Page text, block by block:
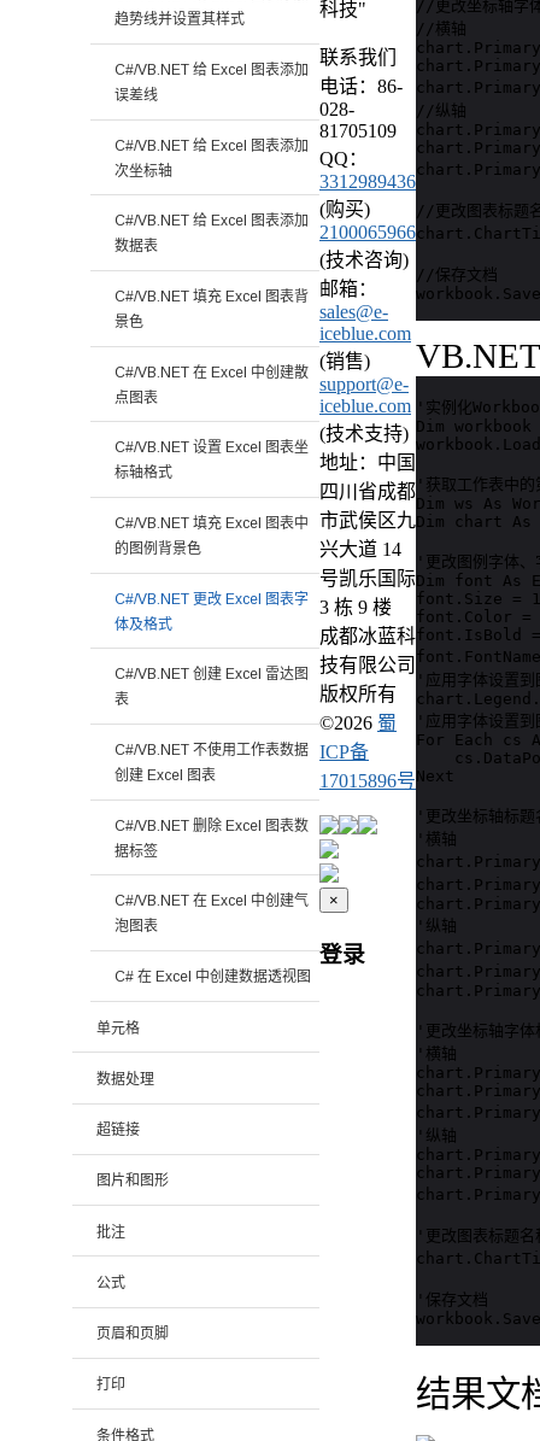
//更改坐标轴字
//横轴
//纵
//更改图表标题
//保存文档
VB.NET
'实例化
Dim
'获取工作表中
Dim ws As
Dim chart
'更改图例字体
Dim font As
font.Size =
font.Color =
font.IsBold
'应用字体
'应用字体设置
For Each cs
Next
'更改坐标轴标
'横轴
'纵
'更改坐标轴字体
'横轴
'纵
'更改图表标题名
'保存文档
结果文
趋势线并设置其样式
C#/VB.NET 给 Excel 图表添加
误差线
C#/VB.NET 给 Excel 图表添加
次坐标轴
C#/VB.NET 给 Excel 图表添加
数据表
C#/VB.NET 填充 Excel 图表背
景色
C#/VB.NET 在 Excel 中创建散
点图表
C#/VB.NET 设置 Excel 图表坐
标轴格式
C#/VB.NET 填充 Excel 图表中
的图例背景色
C#/VB.NET 更改 Excel 图表字
体及格式
C#/VB.NET 创建 Excel 雷达图
表
C#/VB.NET 不使用工作表数据
创建 Excel 图表
C#/VB.NET 删除 Excel 图表数
据标签
C#/VB.NET 在 Excel 中创建气
泡图表
C# 在 Excel 中创建数据透视图
单元格
数据处理
超链接
图片和图形
批注
公式
页眉和页脚
打印
条件格式
科技"
联系我们
电话：86-
028-
81705109
QQ：
3312989436
(购买)
2100065966
(技术咨询)
邮箱：
sales@e-
iceblue.com
(销售)
support@e-
iceblue.com
(技术支持)
地址：中国
四川省成都
市武侯区九
兴大道 14
号凯乐国际
3 栋 9 楼
成都冰蓝科
技有限公司
版权所有
©2026 蜀
ICP备
17015896号
×
登录